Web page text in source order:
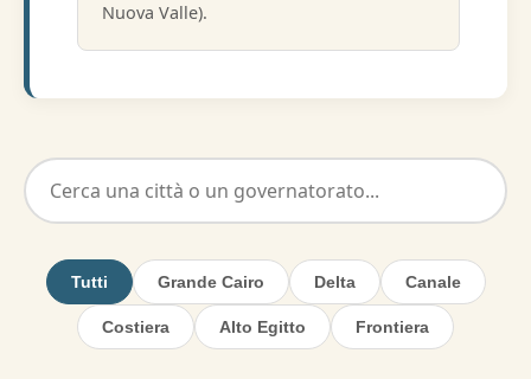
Nuova Valle).
Tutti Grande Cairo Delta Canale
Costiera Alto Egitto Frontiera